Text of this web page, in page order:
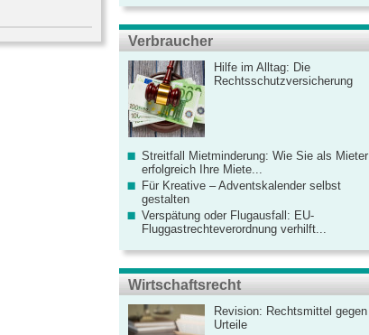
Verbraucher
Hilfe im Alltag: Die
Rechtsschutzversicherung
Streitfall Mietminderung: Wie Sie als Mieter
erfolgreich Ihre Miete...
Für Kreative – Adventskalender selbst
gestalten
Verspätung oder Flugausfall: EU-
Fluggastrechteverordnung verhilft...
Wirtschaftsrecht
Revision: Rechtsmittel gegen
Urteile